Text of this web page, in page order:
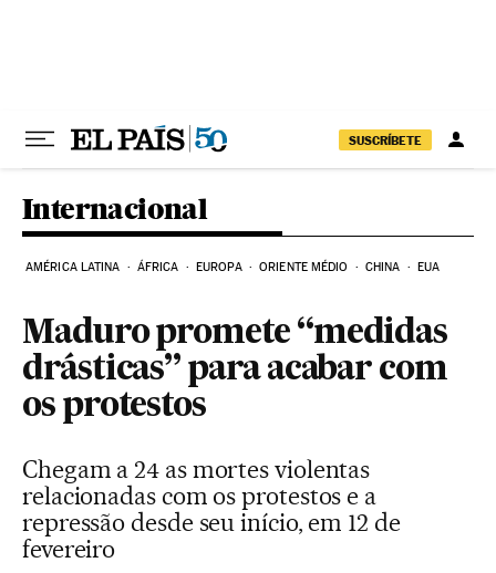
SUSCRÍBETE
Internacional
AMÉRICA LATINA ÁFRICA EUROPA ORIENTE MÉDIO CHINA EUA
Maduro promete “medidas
drásticas” para acabar com
os protestos
Chegam a 24 as mortes violentas
relacionadas com os protestos e a
repressão desde seu início, em 12 de
fevereiro